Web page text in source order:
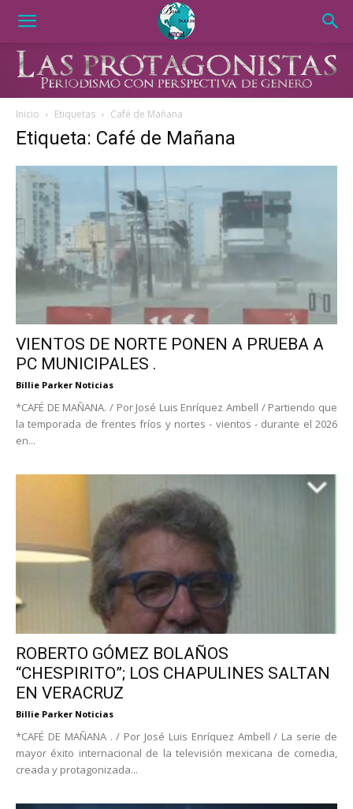
Inicio Etiquetas Café de Mañana
Etiqueta: Café de Mañana
VIENTOS DE NORTE PONEN A PRUEBA A
PC MUNICIPALES .
Billie Parker Noticias
*CAFÉ DE MAÑANA. / Por José Luis Enríquez Ambell / Partiendo que
la temporada de frentes fríos y nortes - vientos - durante el 2026
en...
ROBERTO GÓMEZ BOLAÑOS
“CHESPIRITO”; LOS CHAPULINES SALTAN
EN VERACRUZ
Billie Parker Noticias
*CAFÉ DE MAÑANA . / Por José Luis Enríquez Ambell / La serie de
mayor éxito internacional de la televisión mexicana de comedia,
creada y protagonizada...